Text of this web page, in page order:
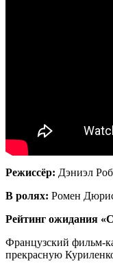
Режиссёр: Дэниэл
В ролях: Ромен
Рейтинг ожидания
Французский фильм-
прекрасную